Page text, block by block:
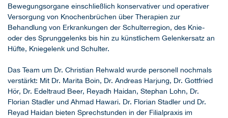
Bewegungsorgane einschließlich konservativer und operativer
Versorgung von Knochenbrüchen über Therapien zur
Behandlung von Erkrankungen der Schulterregion, des Knie-
oder des Sprunggelenks bis hin zu künstlichem Gelenkersatz an
Hüfte, Kniegelenk und Schulter.
Das Team um Dr. Christian Rehwald wurde personell nochmals
verstärkt: Mit Dr. Marita Boin, Dr. Andreas Harjung, Dr. Gottfried
Hör, Dr. Edeltraud Beer, Reyadh Haidan, Stephan Lohn, Dr.
Florian Stadler und Ahmad Hawari. Dr. Florian Stadler und Dr.
Reyad Haidan bieten Sprechstunden in der Filialpraxis im